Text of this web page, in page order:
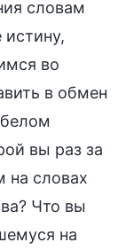
словам
истину,
во
в обмен
вы раз за
на словах
Что вы
на